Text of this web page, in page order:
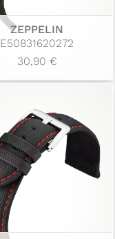
ZEPPELIN
E50831620272
30,90 €